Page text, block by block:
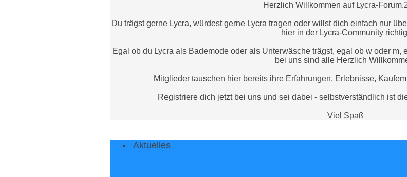
Herzlich Willkommen auf Lycra-
Du trägst gerne Lycra, würdest gerne Lycra tragen oder willst dich einfach nur
hier in der Lycra-Community
Egal ob du Lycra als Bademode oder als Unterwäsche trägst, egal ob w oder
bei uns sind alle Herzlich
Mitglieder tauschen hier bereits ihre Erfahrungen, Erlebnisse,
Registriere dich jetzt bei uns und sei dabei - selbstverständlich ist
Viel Spaß
Aktuelles